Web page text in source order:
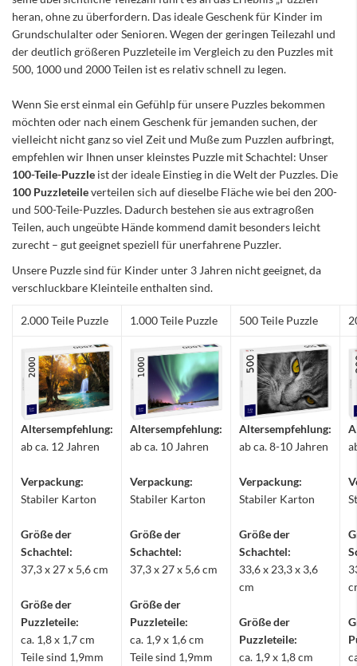
heran, ohne zu überfordern. Das ideale Geschenk für Kinder im
Grundschulalter oder Senioren. Wegen der geringen Teilezahl und
der deutlich größeren Puzzleteile im Vergleich zu den Puzzles mit
500, 1000 und 2000 Teilen ist es relativ schnell zu legen.
Wenn Sie erst einmal ein Gefühlp für unsere Puzzles bekommen
möchten oder nach einem Geschenk für jemanden suchen, der
vielleicht nicht ganz so viel Zeit und Muße zum Puzzlen aufbringt,
empfehlen wir Ihnen unser kleinstes Puzzle mit Schachtel: Unser
100-Teile-Puzzle ist der ideale Einstieg in die Welt der Puzzles. Die
100 Puzzleteileverteilen sich auf dieselbe Fläche wie bei den 200-
und 500-Teile-Puzzles. Dadurch bestehen sie aus extragroßen
Teilen, auch ungeübte Hände kommend damit besonders leicht
zurecht – gut geeignet speziell für unerfahrene Puzzler.
Unsere Puzzle sind für Kinder unter 3 Jahren nicht geeignet, da
verschluckbare Kleinteile enthalten sind.
2.000 Teile Puzzle 1.000 Teile Puzzle 500 Teile Puzzle
Altersempfehlung:
ab ca. 12 Jahren
Verpackung:
Stabiler Karton
Größe der
Schachtel:
37,3 x 27 x 5,6 cm
Größe der
Puzzleteile:
ca. 1,8 x 1,7 cm
Teile sind 1,9mm
Altersempfehlung:
ab ca. 10 Jahren
Verpackung:
Stabiler Karton
Größe der
Schachtel:
37,3 x 27 x 5,6 cm
Größe der
Puzzleteile:
ca. 1,9 x 1,6 cm
Teile sind 1,9mm
Altersempfehlung:
ab ca. 8-10 Jahren
Verpackung:
Stabiler Karton
Größe der
Schachtel:
33,6 x 23,3 x 3,6
cm
Größe der
Puzzleteile:
ca. 1,9 x 1,8 cm